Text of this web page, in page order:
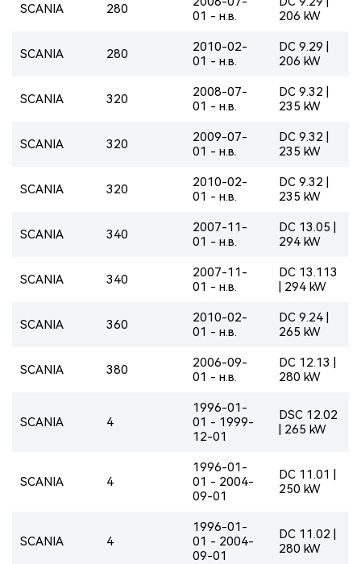
SCANIA 280
01 - н.в.
206 kW
SCANIA 280
2010-02-
01 - н.в.
DC 9.29 |
206 kW
SCANIA 320
2008-07-
01 - н.в.
DC 9.32 |
235 kW
SCANIA 320
2009-07-
01 - н.в.
DC 9.32 |
235 kW
SCANIA 320
2010-02-
01 - н.в.
DC 9.32 |
235 kW
SCANIA 340
2007-11-
01 - н.в.
DC 13.05 |
294 kW
SCANIA 340
2007-11-
01 - н.в.
DC 13.113
| 294 kW
SCANIA 360
2010-02-
01 - н.в.
DC 9.24 |
265 kW
SCANIA 380
2006-09-
01 - н.в.
DC 12.13 |
280 kW
SCANIA 4
1996-01-
01 - 1999-
12-01
DSC 12.02
| 265 kW
SCANIA 4
1996-01-
01 - 2004-
09-01
DC 11.01 |
250 kW
SCANIA 4
1996-01-
01 - 2004-
09-01
DC 11.02 |
280 kW